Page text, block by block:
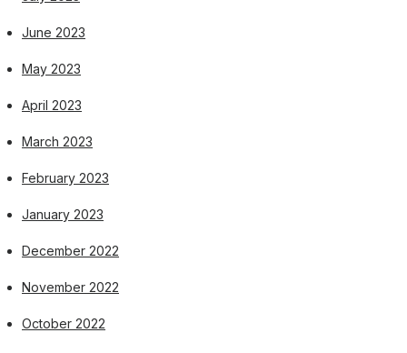
June 2023
May 2023
April 2023
March 2023
February 2023
January 2023
December 2022
November 2022
October 2022